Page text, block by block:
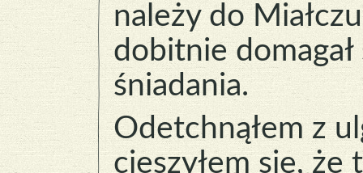
należy do
dobitnie domagał
śniadania.
Odetchnąłem z
cieszyłem się, że